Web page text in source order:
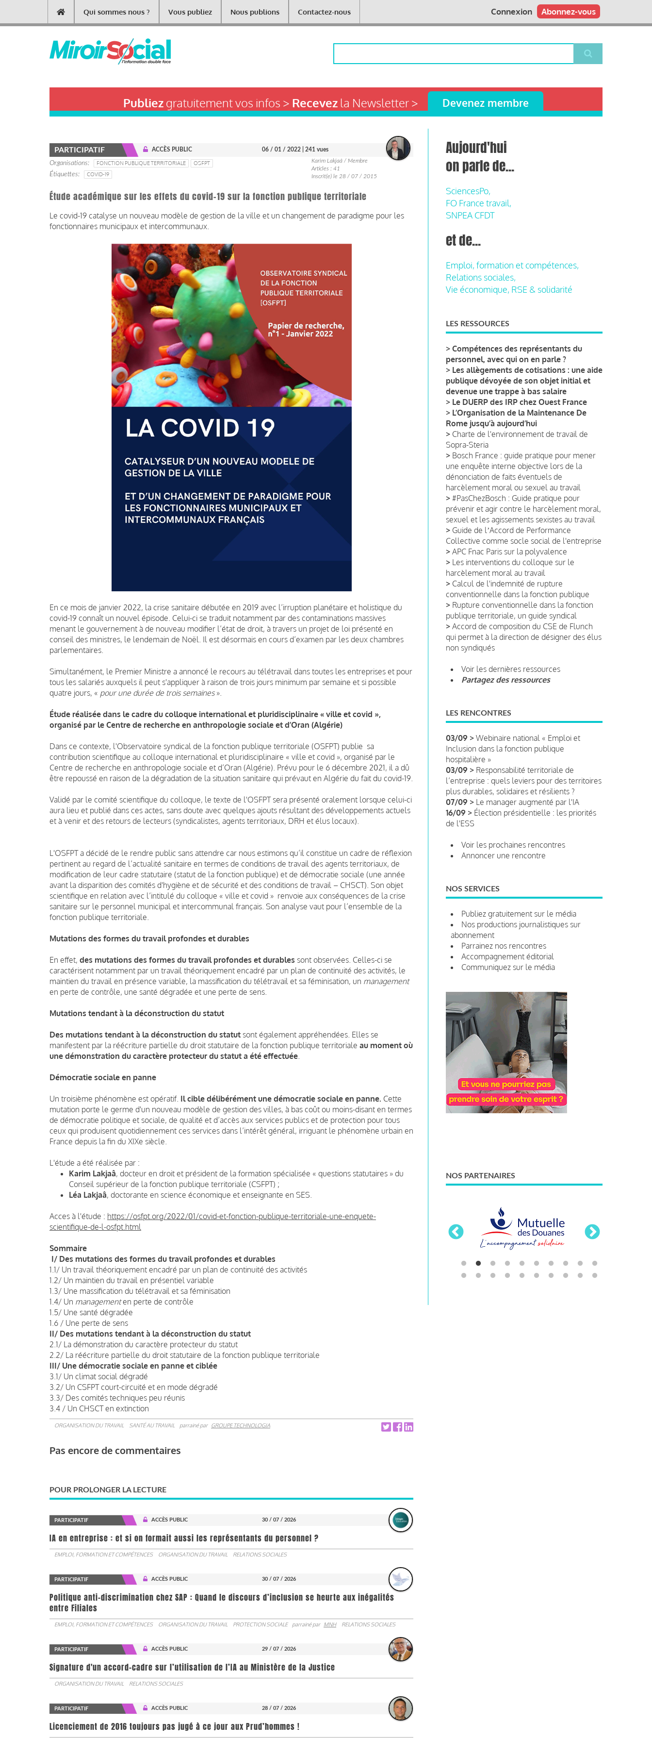
contenu
Main
navigation
Qui sommes nous ? Vous publiez Nous publions Contactez-nous Abonnez-vous
Connexion
Publiezgratuitement vos infos > Recevezla Newsletter > Devenez membre
PARTICIPATIF ACCÈS PUBLIC 06 / 01 / 2022 | 241 vues
Organisations FONCTION PUBLIQUE TERRITORIALE
OSFPT
Étiquettes
COVID-19
Karim Lakjaâ / Membre
Articles : 41
Inscrit(e) le 28 / 07 / 2015
Étude académique sur les effets du covid-19 sur la fonction publique territoriale
Le covid-19 catalyse un nouveau modèle de gestion de la ville et un changement de paradigme pour les
fonctionnaires municipaux et intercommunaux.
En ce mois de janvier 2022, la crise sanitaire débutée en 2019 avec l’irruption planétaire et holistique du
covid-19 connaît un nouvel épisode. Celui-ci se traduit notamment par des contaminations massives
menant le gouvernement à de nouveau modifier l’état de droit, à travers un projet de loi présenté en
conseil des ministres, le lendemain de Noël. Il est désormais en cours d’examen par les deux chambres
parlementaires.
Simultanément, le Premier Ministre a annoncé le recours au télétravail dans toutes les entreprises et pour
tous les salariés auxquels il peut s'appliquer à raison de trois jours minimum par semaine et si possible
quatre jours, « pour une durée de trois semaines».
Étude réalisée dans le cadre du colloque international et pluridisciplinaire « ville et covid »,
organisé par le Centre de recherche en anthropologie sociale et d’Oran (Algérie)
Dans ce contexte, l'Observatoire syndical de la fonction publique territoriale (OSFPT) publie sa
contribution scientifique au colloque international et pluridisciplinaire « ville et covid », organisé par le
Centre de recherche en anthropologie sociale et d’Oran (Algérie). Prévu pour le 6 décembre 2021, il a dû
être repoussé en raison de la dégradation de la situation sanitaire qui prévaut en Algérie du fait du covid-19.
Validé par le comité scientifique du colloque, le texte de l'OSFPT sera présenté oralement lorsque celui-ci
aura lieu et publié dans ces actes, sans doute avec quelques ajouts résultant des développements actuels
et à venir et des retours de lecteurs (syndicalistes, agents territoriaux, DRH et élus locaux).
L'OSFPT a décidé de le rendre public sans attendre car nous estimons qu’il constitue un cadre de réflexion
pertinent au regard de l’actualité sanitaire en termes de conditions de travail des agents territoriaux, de
modification de leur cadre statutaire (statut de la fonction publique) et de démocratie sociale (une année
avant la disparition des comités d'hygiène et de sécurité et des conditions de travail – CHSCT). Son objet
scientifique en relation avec l’intitulé du colloque « ville et covid » renvoie aux conséquences de la crise
sanitaire sur le personnel municipal et intercommunal français. Son analyse vaut pour l’ensemble de la
fonction publique territoriale.
Mutations des formes du travail profondes et durables
En effet, des mutations des formes du travail profondes et durables sont observées. Celles-ci se
caractérisent notamment par un travail théoriquement encadré par un plan de continuité des activités, le
maintien du travail en présence variable, la massification du télétravail et sa féminisation, un management
en perte de contrôle, une santé dégradée et une perte de sens.
Mutations tendant à la déconstruction du statut
Des mutations tendant à la déconstruction du statut sont également appréhendées. Elles se
manifestent par la réécriture partielle du droit statutaire de la fonction publique territoriale au moment où
une démonstration du caractère protecteur du statut a été effectuée
Démocratie sociale en panne
Un troisième phénomène est opératif. Il cible délibérément une démocratie sociale en panne. Cette
mutation porte le germe d'un nouveau modèle de gestion des villes, à bas coût ou moins-disant en termes
de démocratie politique et sociale, de qualité et d’accès aux services publics et de protection pour tous
ceux qui produisent quotidiennement ces services dans l’intérêt général, irriguant le phénomène urbain en
France depuis la fin du XIXe siècle
L'étude a été réalisée par :
Karim Lakjaâ, docteur en droit et président de la formation spécialisée « questions statutaires » du
Conseil supérieur de la fonction publique territoriale (CSFPT) ;
Léa Lakjaâ, doctorante en science économique et enseignante en SES.
Acces à l'étude : https://osfpt.org/2022/01/covid-et-fonction-publique-territoriale-une-enquete-
scientifique-de-l-osfpt.html
Sommaire
I/ Des mutations des formes du travail profondes et durables
1.1/ Un travail théoriquement encadré par un plan de continuité des activités
1.2/ Un maintien du travail en présentiel variable
1.3/ Une massification du télétravail et sa féminisation
1.4/ Un managementen perte de contrôle
1.5/ Une santé dégradée
1.6 / Une perte de sens
II/ Des mutations tendant à la déconstruction du statut
2.1/ La démonstration du caractère protecteur du statut
2.2/ La réécriture partielle du droit statutaire de la fonction publique territoriale
III/ Une démocratie sociale en panne et ciblée
3.1/ Un climat social dégradé
3.2/ Un CSFPT court-circuité et en mode dégradé
3.3/ Des comités techniques peu réunis
3.4 / Un CHSCT en extinction
ORGANISATION DU TRAVAIL SANTÉ AU TRAVAIL parrainé par GROUPE TECHNOLOGIA
Pas encore de commentaires
POUR PROLONGER LA LECTURE
PARTICIPATIF ACCÈS PUBLIC 30 / 07 / 2026
IA en entreprise : et si on formait aussi les représentants du personnel ?
EMPLOI, FORMATION ET COMPÉTENCES ORGANISATION DU TRAVAIL RELATIONS SOCIALES
PARTICIPATIF ACCÈS PUBLIC 30 / 07 / 2026
Politique anti-discrimination chez SAP : Quand le discours d’inclusion se heurte aux inégalités
entre Filiales
EMPLOI, FORMATION ET COMPÉTENCES ORGANISATION DU TRAVAIL PROTECTION SOCIALE parrainé par MNH RELATIONS SOCIALES
PARTICIPATIF ACCÈS PUBLIC 29 / 07 / 2026
Signature d'un accord-cadre sur l’utilisation de l’IA au Ministère de la Justice
ORGANISATION DU TRAVAIL RELATIONS SOCIALES
PARTICIPATIF ACCÈS PUBLIC 28 / 07 / 2026
Licenciement de 2016 toujours pas jugé à ce jour aux Prud’hommes !
Aujourd'hui
on parle de...
SciencesPo,
FO France travail,
SNPEA CFDT
et de...
Emploi, formation et compétences,
Relations sociales,
Vie économique, RSE & solidarité
LES RESSOURCES
> Compétences des représentants du
personnel, avec qui on en parle ?
> Les allègements de cotisations : une aide
publique dévoyée de son objet initial et
devenue une trappe à bas salaire
> Le DUERP des IRP chez Ouest France
> L’Organisation de la Maintenance De
Rome jusqu’à aujourd’hui
> Charte de l'environnement de travail de
Sopra-Steria
> Bosch France : guide pratique pour mener
une enquête interne objective lors de la
dénonciation de faits éventuels de
harcèlement moral ou sexuel au travail
> #PasChezBosch : Guide pratique pour
prévenir et agir contre le harcèlement moral,
sexuel et les agissements sexistes au travail
> Guide de lʼAccord de Performance
Collective comme socle social de l'entreprise
> APC Fnac Paris sur la polyvalence
> Les interventions du colloque sur le
harcèlement moral au travail
> Calcul de l'indemnité de rupture
conventionnelle dans la fonction publique
> Rupture conventionnelle dans la fonction
publique territoriale, un guide syndical
> Accord de composition du CSE de Flunch
qui permet à la direction de désigner des élus
non syndiqués
Voir les dernières ressources
Partagez des ressources
LES RENCONTRES
03/09 > Webinaire national « Emploi et
Inclusion dans la fonction publique
hospitalière »
03/09 > Responsabilité territoriale de
l’entreprise : quels leviers pour des territoires
plus durables, solidaires et résilients ?
07/09 > Le manager augmenté par l'IA
16/09 > Élection présidentielle : les priorités
de l'ESS
Voir les prochaines rencontres
Annoncer une rencontre
NOS SERVICES
Publiez gratuitement sur le média
Nos productions journalistiques sur
abonnement
Parrainez nos rencontres
Accompagnement éditorial
Communiquez sur le média
NOS PARTENAIRES